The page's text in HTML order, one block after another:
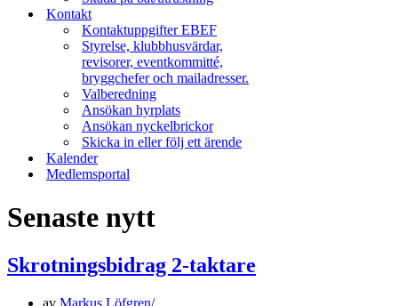
Kontakt
Kontaktuppgifter EBEF
Styrelse, klubbhusvärdar,
revisorer, eventkommitté,
bryggchefer och mailadresser.
Valberedning
Ansökan hyrplats
Ansökan nyckelbrickor
Skicka in eller följ ett ärende
Kalender
Medlemsportal
Senaste nytt
Skrotningsbidrag 2-taktare
av Markus Löfgren